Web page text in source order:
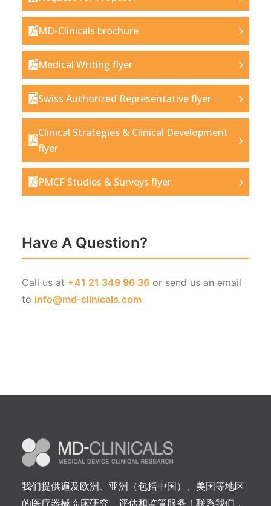
MD-Clinicals brochure
Medical Writing flyer
Swiss Authorized Representative flyer
Clinical Strategies & Clinical Development
flyer
PMCF Studies & Surveys flyer
Have A Question?
Call us at +41 21 349 96 36 or send us an email
to info@md-clinicals.com
我们提供遍及欧洲、亚洲（包括中国）、美国等地区
的医疗器械临床研究、评估和监管服务！联系我们，